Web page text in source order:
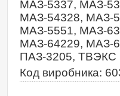
МАЗ-5337, МАЗ-
МАЗ-54328, МАЗ-
МАЗ-5551, МАЗ-
МАЗ-64229, МАЗ-
ПАЗ-3205,
Код виробника: